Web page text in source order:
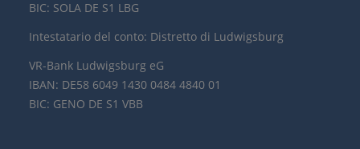
BIC: SOLA DE S1 LBG
Intestatario del conto: Distretto di Ludwigsburg
VR-Bank Ludwigsburg eG
IBAN: DE58 6049 1430 0484 4840 01
BIC: GENO DE S1 VBB